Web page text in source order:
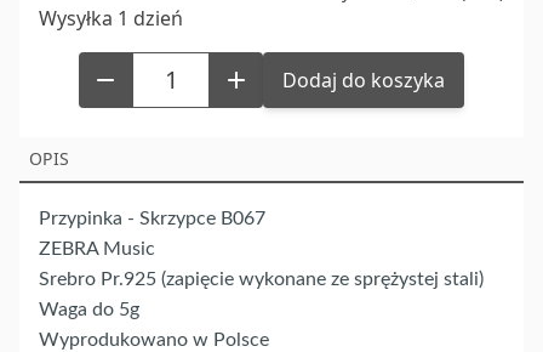
Wysyłka 1 dzień
Dodaj do koszyka
OPIS
Przypinka - Skrzypce B067
ZEBRA Music
Srebro Pr.925 (zapięcie wykonane ze sprężystej stali)
Waga do 5g
Wyprodukowano w Polsce